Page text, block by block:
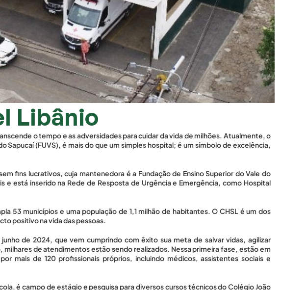
Libânio
o tempo e as adversidades para cuidar da vida de milhões. Atualmente, o
Sapucaí (FUVS), é mais do que um simples hospital; é um símbolo de excelência,
fins lucrativos, cuja mantenedora é a Fundação de Ensino Superior do Vale do
e está inserido na Rede de Resposta de Urgência e Emergência, como Hospital
53 municípios e uma população de 1,1 milhão de habitantes. O CHSL é um dos
positivo na vida das pessoas.
de 2024, que vem cumprindo com êxito sua meta de salvar vidas, agilizar
de atendimentos estão sendo realizados. Nessa primeira fase, estão em
mais de 120 profissionais próprios, incluindo médicos, assistentes sociais e
é campo de estágio e pesquisa para diversos cursos técnicos do Colégio João